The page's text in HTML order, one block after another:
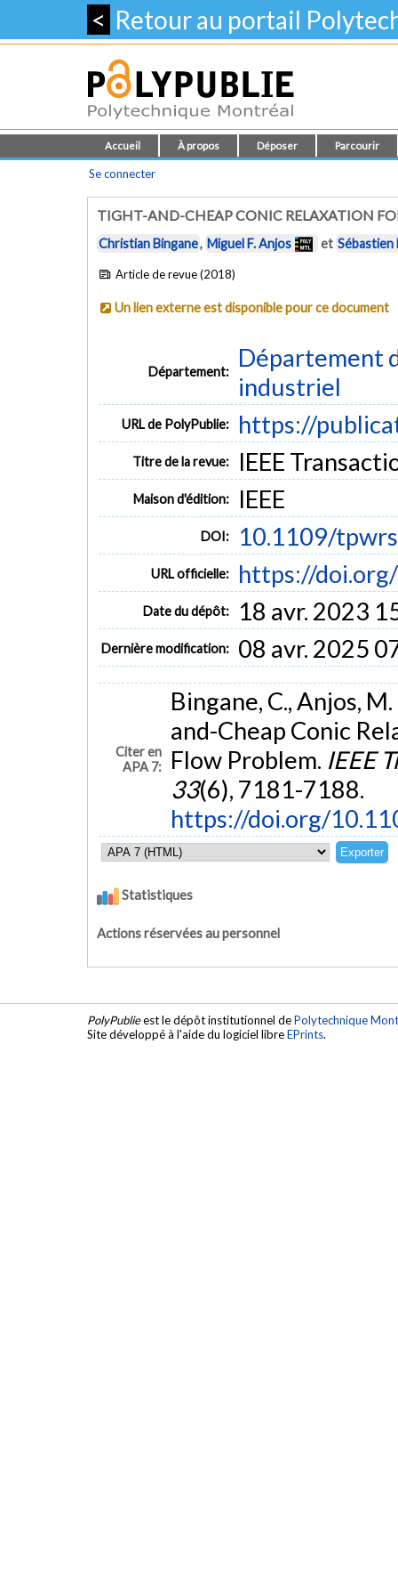
< Retour au portail
Accueil À propos Déposer Parcourir
Se connecter
TIGHT-AND-CHEAP CONIC RELAXATION
Christian Bingane, Miguel F. Anjos et Sébastien
Article de revue (2018)
Un lien externe est disponible pour ce document
Département:
Département
industriel
URL de PolyPublie: https://
Titre de la revue: IEEE
Maison d'édition: IEEE
DOI: 10.1109/
URL officielle: https://
Date du dépôt: 18 avr. 2023
Dernière modification: 08 avr. 2025
Citer en
APA 7:
Bingane, C., Anjos,
and-Cheap Conic
Flow Problem. IEEE
33(6), 7181-7188.
https://doi.org/
Statistiques
Actions réservées au personnel
PolyPublieest le dépôt institutionnel dePolytechnique
Site développé à l'aide du logiciel libreEPrints.